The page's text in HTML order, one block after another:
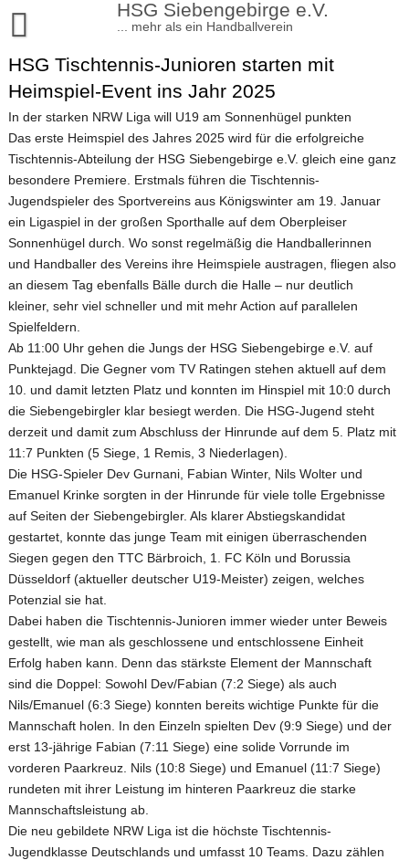
content
HSG Siebengebirge e.V.
... mehr als ein Handballverein
Aktuelles
Sportangebote
Turnen
Kinderturnen
Breitensport/Turnen Erwachsene
Volleyball
Tischtennis
Leichtathletik
Lauftreff Siebengebirge
Sportstätten
Verein
Satzung und Beiträge
Mitgliedschaft
Vorstand
Verhaltensregeln und Schutzkonzepte
Mediendaten
Vereinskommunikation
Shop
Chronik
Kontakt
Impressum
Datenschutzerklärung
HSG Tischtennis-Junioren starten mit
Heimspiel-Event ins Jahr 2025
In der starken NRW Liga will U19 am Sonnenhügel punkten
Das erste Heimspiel des Jahres 2025 wird für die erfolgreiche
Tischtennis-Abteilung der HSG Siebengebirge e.V. gleich eine ganz
besondere Premiere. Erstmals führen die Tischtennis-
Jugendspieler des Sportvereins aus Königswinter am 19. Januar
ein Ligaspiel in der großen Sporthalle auf dem Oberpleiser
Sonnenhügel durch. Wo sonst regelmäßig die Handballerinnen
und Handballer des Vereins ihre Heimspiele austragen, fliegen also
an diesem Tag ebenfalls Bälle durch die Halle – nur deutlich
kleiner, sehr viel schneller und mit mehr Action auf parallelen
Spielfeldern.
Ab 11:00 Uhr gehen die Jungs der HSG Siebengebirge e.V. auf
Punktejagd. Die Gegner vom TV Ratingen stehen aktuell auf dem
10. und damit letzten Platz und konnten im Hinspiel mit 10:0 durch
die Siebengebirgler klar besiegt werden. Die HSG-Jugend steht
derzeit und damit zum Abschluss der Hinrunde auf dem 5. Platz mit
11:7 Punkten (5 Siege, 1 Remis, 3 Niederlagen).
Die HSG-Spieler Dev Gurnani, Fabian Winter, Nils Wolter und
Emanuel Krinke sorgten in der Hinrunde für viele tolle Ergebnisse
auf Seiten der Siebengebirgler. Als klarer Abstiegskandidat
gestartet, konnte das junge Team mit einigen überraschenden
Siegen gegen den TTC Bärbroich, 1. FC Köln und Borussia
Düsseldorf (aktueller deutscher U19-Meister) zeigen, welches
Potenzial sie hat.
Dabei haben die Tischtennis-Junioren immer wieder unter Beweis
gestellt, wie man als geschlossene und entschlossene Einheit
Erfolg haben kann. Denn das stärkste Element der Mannschaft
sind die Doppel: Sowohl Dev/Fabian (7:2 Siege) als auch
Nils/Emanuel (6:3 Siege) konnten bereits wichtige Punkte für die
Mannschaft holen. In den Einzeln spielten Dev (9:9 Siege) und der
erst 13-jährige Fabian (7:11 Siege) eine solide Vorrunde im
vorderen Paarkreuz. Nils (10:8 Siege) und Emanuel (11:7 Siege)
rundeten mit ihrer Leistung im hinteren Paarkreuz die starke
Mannschaftsleistung ab.
Die neu gebildete NRW Liga ist die höchste Tischtennis-
Jugendklasse Deutschlands und umfasst 10 Teams. Dazu zählen